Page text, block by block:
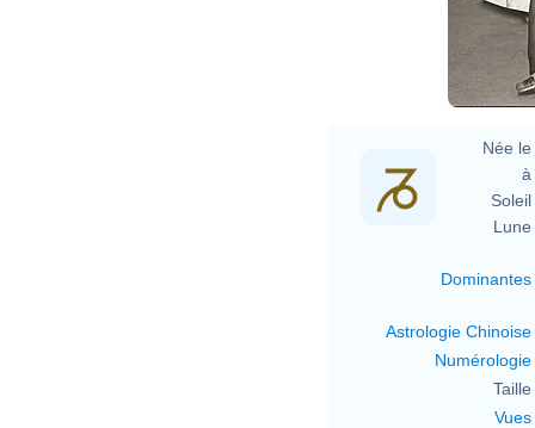
Née le
à
Soleil
Lune
Dominantes
Astrologie Chinoise
Numérologie
Taille
Vues